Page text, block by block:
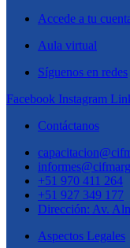
Accede a tu
Aula virtual
Síguenos en redes
Facebook Instagram
Contáctanos
+51 970 411 264
+51 927 349 177
Dirección: Av.
Aspectos Legales